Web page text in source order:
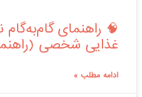
🧠 راهنمای گام‌به‌گام
غذایی شخصی
ادامه مطلب »